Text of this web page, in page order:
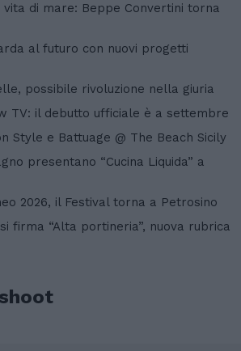
di mare: Beppe Convertini torna
al futuro con nuovi progetti
possibile rivoluzione nella giuria
TV: il debutto ufficiale è a settembre
Style e Battuage @ The Beach Sicily
presentano “Cucina Liquida” a
2026, il Festival torna a Petrosino
firma “Alta portineria”, nuova rubrica